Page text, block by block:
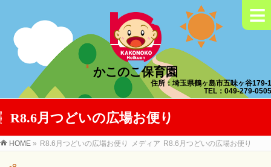
かこのこ保育園
住所：埼玉県鶴ヶ島市五味ヶ谷179-1
TEL：049-279-0505
≡
R8.6月つどいの広場お便り
HOME » R8.6月つどいの広場お便り メディア R8.6月つどいの広場お便り